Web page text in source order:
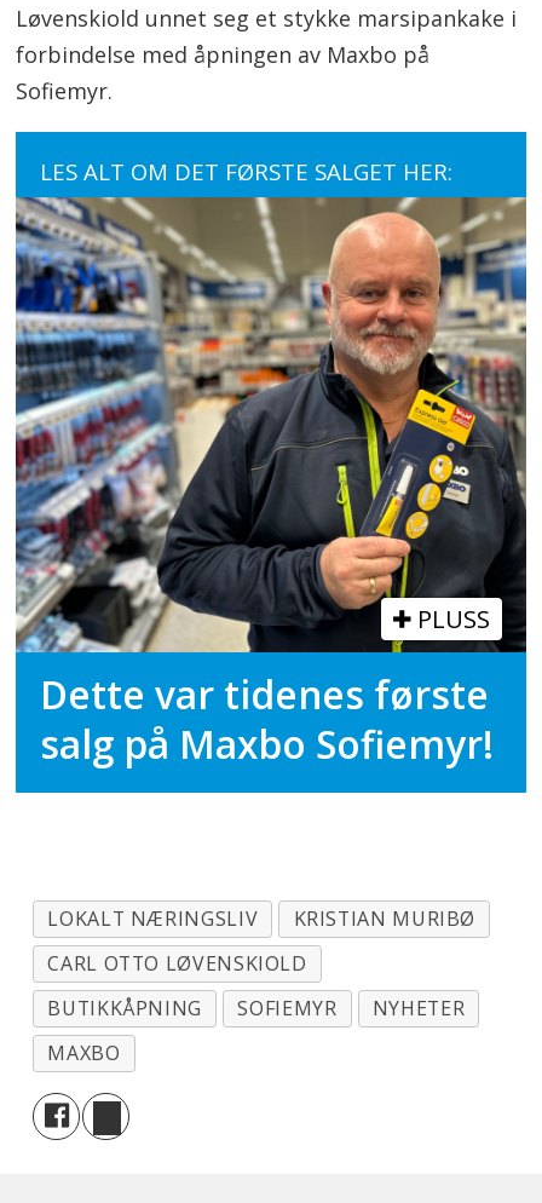
Løvenskiold unnet seg et stykke marsipankake i
forbindelse med åpningen av Maxbo på
Sofiemyr.
LES ALT OM DET FØRSTE SALGET HER:
PLUSS
Dette var tidenes første
salg på Maxbo Sofiemyr!
LOKALT NÆRINGSLIV
KRISTIAN MURIBØ
CARL OTTO LØVENSKIOLD
BUTIKKÅPNING
SOFIEMYR
NYHETER
MAXBO